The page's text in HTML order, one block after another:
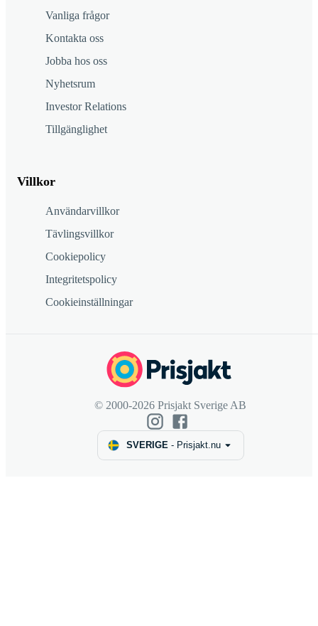
Vanliga frågor
Kontakta oss
Jobba hos oss
Nyhetsrum
Investor Relations
Tillgänglighet
Villkor
Användarvillkor
Tävlingsvillkor
Cookiepolicy
Integritetspolicy
Cookieinställningar
© 2000-2026 Prisjakt Sverige AB
SVERIGE- Prisjakt.nu